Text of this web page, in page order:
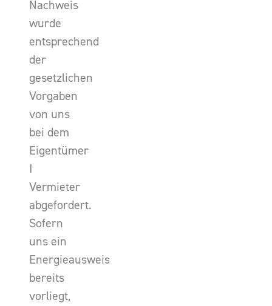
Nachweis
wurde
entsprechend
der
gesetzlichen
Vorgaben
von uns
bei dem
Eigentümer
I
Vermieter
abgefordert.
Sofern
uns ein
Energieausweis
bereits
vorliegt,